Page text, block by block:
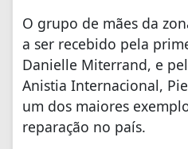
O grupo de mães da
a ser recebido pela
Danielle Miterrand, e
Anistia Internacional,
um dos maiores
reparação no país.